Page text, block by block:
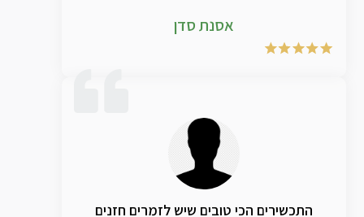
כמו קסם.
אסנת סדן
התכשירים הכי טובים שיש לזמרים חזנים